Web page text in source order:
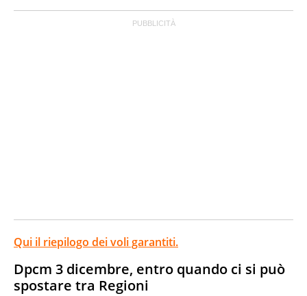
Qui il riepilogo dei voli garantiti.
Dpcm 3 dicembre, entro quando ci si può
spostare tra Regioni